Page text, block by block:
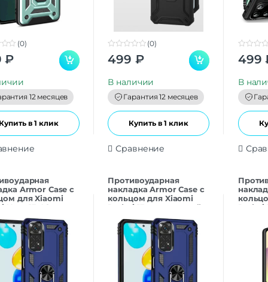
(0)
₽
12 месяцев
Купить в 1 клик
o
o
(0)
499 ₽
В наличии
Гарантия 12 месяцев
Купить в 1 клик
Сравнение
o
o
499
В
Armor Case с
для Xiaomi
Note 13 4G
синий
Противоударная
накладка Armor Case с
кольцом для Xiaomi
Redmi 13 темно-синий